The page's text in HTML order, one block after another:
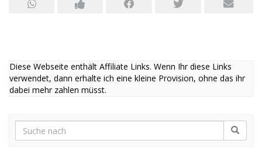
Diese Webseite enthält Affiliate Links. Wenn Ihr diese Links
verwendet, dann erhalte ich eine kleine Provision, ohne das ihr
dabei mehr zahlen müsst.